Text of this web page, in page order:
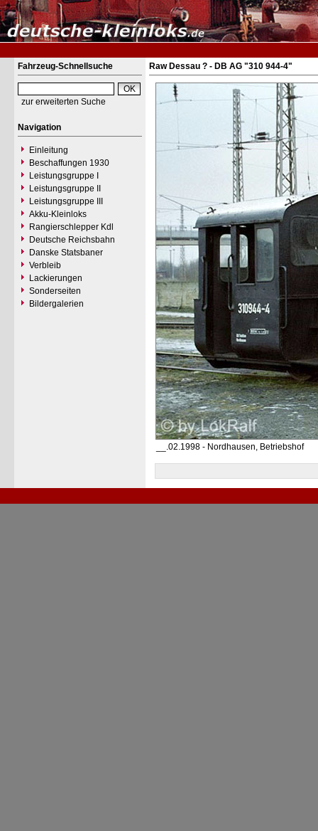
Fahrzeug-Schnellsuche
zur erweiterten Suche
Navigation
Einleitung
Beschaffungen 1930
Leistungsgruppe I
Leistungsgruppe II
Leistungsgruppe III
Akku-Kleinloks
Rangierschlepper Kdl
Deutsche Reichsbahn
Danske Statsbaner
Verbleib
Lackierungen
Sonderseiten
Bildergalerien
Raw Dessau ? - DB AG "310 944-4"
__.02.1998 - Nordhausen, Betriebshof